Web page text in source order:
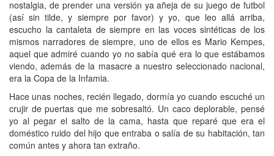
nostalgia, de prender una versión ya añeja de su juego de futbol
(así sin tilde, y siempre por favor) y yo, que leo allá arriba,
escucho la cantaleta de siempre en las voces sintéticas de los
mismos narradores de siempre, uno de ellos es Mario Kempes,
aquel que admiré cuando yo no sabía qué era lo que estábamos
viendo, además de la masacre a nuestro seleccionado nacional,
era la Copa de la Infamia.
Hace unas noches, recién llegado, dormía yo cuando escuché un
crujir de puertas que me sobresaltó. Un caco deplorable, pensé
yo al pegar el salto de la cama, hasta que reparé que era el
doméstico ruido del hijo que entraba o salía de su habitación, tan
común antes y ahora tan extraño.